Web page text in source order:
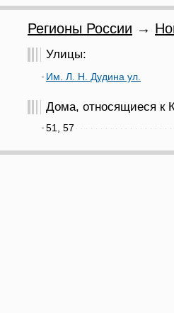
Регионы России →
Улицы:
Им. Л. Н. Дудина ул.
Дома, относящиеся к
51, 57